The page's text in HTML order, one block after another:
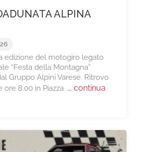
ALPINA
edizione del motogiro legato
“Festa della Montagna”
Gruppo Alpini Varese. Ritrovo
ore 8.00 in Piazza ... continua